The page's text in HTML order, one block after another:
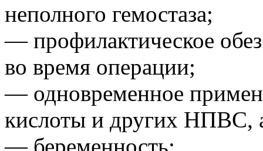
неполного гемостаза;
— профилактическое
во время операции;
— одновременное
кислоты и других НПВС,